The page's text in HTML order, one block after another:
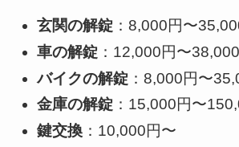
玄関の解錠 ：8,000円〜
車の解錠 ：12,000円〜
バイクの解錠 ：8,000円〜
金庫の解錠 ：15,000円〜
鍵交換 ：10,000円〜